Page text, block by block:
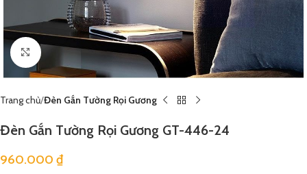
Click to enlarge
Trang chủ Đèn Gắn Tường Rọi Gương
Đèn Gắn Tường Rọi Gương GT-446-24
960.000 ₫